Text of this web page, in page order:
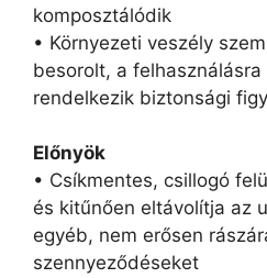
komposztálódik
• Környezeti veszély
besorolt, a
rendelkezik biztonsági
Előnyök
• Csíkmentes, csillogó
és kitűnően eltávolítja az
egyéb, nem erősen
szennyeződéseket